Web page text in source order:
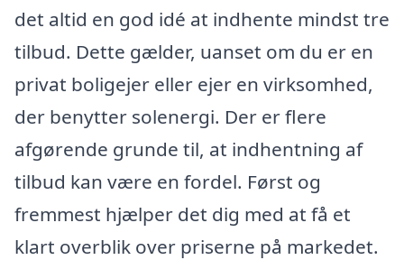
det altid en god idé at indhente mindst tre
tilbud. Dette gælder, uanset om du er en
privat boligejer eller ejer en virksomhed,
der benytter solenergi. Der er flere
afgørende grunde til, at indhentning af
tilbud kan være en fordel. Først og
fremmest hjælper det dig med at få et
klart overblik over priserne på markedet.